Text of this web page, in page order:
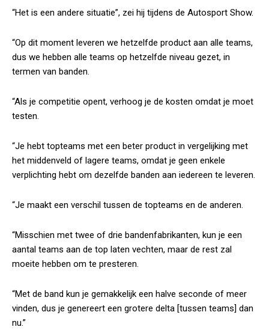
“Het is een andere situatie”, zei hij tijdens de Autosport Show.
“Op dit moment leveren we hetzelfde product aan alle teams,
dus we hebben alle teams op hetzelfde niveau gezet, in
termen van banden.
“Als je competitie opent, verhoog je de kosten omdat je moet
testen.
“Je hebt topteams met een beter product in vergelijking met
het middenveld of lagere teams, omdat je geen enkele
verplichting hebt om dezelfde banden aan iedereen te leveren.
“Je maakt een verschil tussen de topteams en de anderen.
“Misschien met twee of drie bandenfabrikanten, kun je een
aantal teams aan de top laten vechten, maar de rest zal
moeite hebben om te presteren.
“Met de band kun je gemakkelijk een halve seconde of meer
vinden, dus je genereert een grotere delta [tussen teams] dan
nu.”